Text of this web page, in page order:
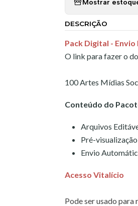
DESCRIÇÃO
Pack Digital -
O link para fazer o
100 Artes Mídias
Conteúdo do
Arquivos
Pré-
Envio
Acesso Vitalício
Pode ser usado